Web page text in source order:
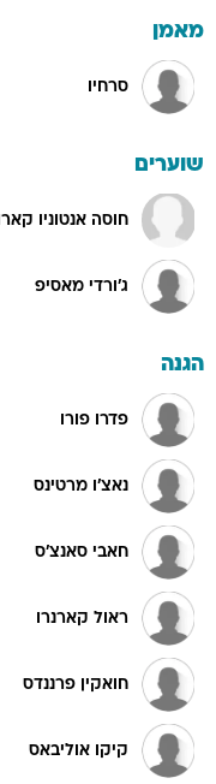
מאמן
סרחיו
שוערים
חוסה אנטוניו קארו
ג'ורדי מאסיפ
הגנה
פדרו פורו
נאצ'ו מרטינס
חאבי סאנצ'ס
ראול קארנרו
חואקין פרננדס
קיקו אוליבאס